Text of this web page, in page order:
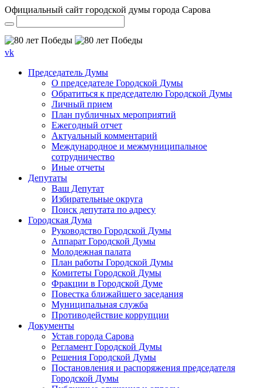
Официальный сайт городской думы города Сарова
vk
Председатель Думы
О председателе Городской Думы
Обратиться к председателю Городской Думы
Личный прием
План публичных мероприятий
Ежегодный отчет
Актуальный комментарий
Международное и межмуниципальное
сотрудничество
Иные отчеты
Депутаты
Ваш Депутат
Избирательные округа
Поиск депутата по адресу
Городская Дума
Руководство Городской Думы
Аппарат Городской Думы
Молодежная палата
План работы Городской Думы
Комитеты Городской Думы
Фракции в Городской Думе
Повестка ближайшего заседания
Муниципальная служба
Противодействие коррупции
Документы
Устав города Сарова
Регламент Городской Думы
Решения Городской Думы
Постановления и распоряжения председателя
Городской Думы